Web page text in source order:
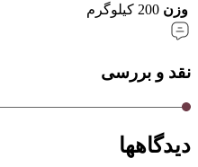
وزن 200 کیلوگرم
نقد و بررسی
دیدگاهها